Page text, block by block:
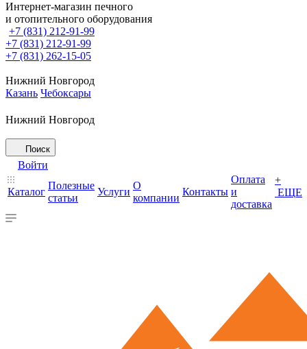
Интернет-магазин печного
и отопительного оборудования
+7 (831) 212-91-99
+7 (831) 212-91-99
+7 (831) 262-15-05
Нижний Новгород
Казань Чебоксары
Нижний Новгород
Поиск
Войти
Каталог
Полезные
статьи
Услуги
О
компании
Контакты
Оплата
и
доставка
+
ЕЩЕ